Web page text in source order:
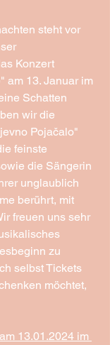
steht vor
Konzert
am 13. Januar im
Schatten
wir die
Pojačalo"
feinste
die Sängerin
unglaublich
berührt, mit
freuen uns sehr
zu
selbst Tickets
möchtet,
13.01.2024 im